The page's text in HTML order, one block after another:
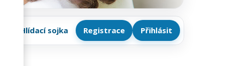
Hlídací sojka Registrace Přihlásit